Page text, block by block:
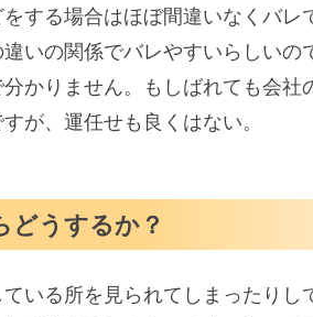
する場合はほぼ間違いなくバレ
いの関係でバレやすいらしいの
かりません。もしばれても会社
が、運任せも良くはない。
どうするか？
いる所を見られてしまったりし